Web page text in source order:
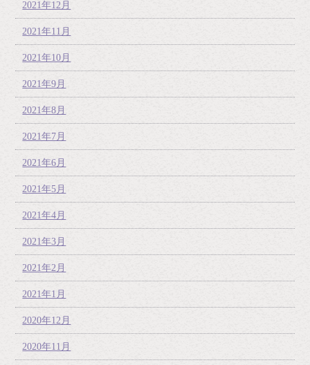
2021年12月
2021年11月
2021年10月
2021年9月
2021年8月
2021年7月
2021年6月
2021年5月
2021年4月
2021年3月
2021年2月
2021年1月
2020年12月
2020年11月